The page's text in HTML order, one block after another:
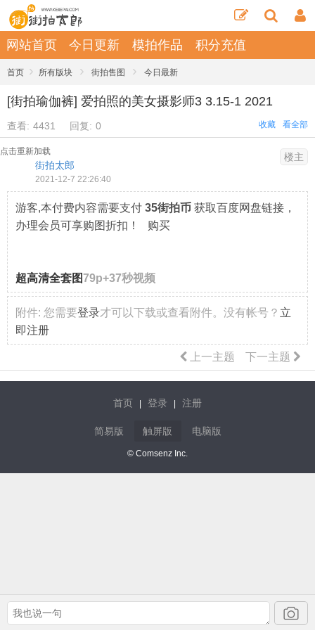
网站首页 今日更新 模拍作品 积分充值
首页 › 所有版块 › 街拍售图 › 今日最新
[街拍瑜伽裤] 爱拍照的美女摄影师3 3.15-1 2021
查看: 4431 回复: 0 看全部
收藏
点击重新加载
街拍太郎
2021-12-7 22:26:40
楼主
游客,本付费内容需要支付 35街拍币 获取百度网盘链接，
办理会员可享购图折扣！ 购买
超高清全套图79p+37秒视频
附件: 您需要登录才可以下载或查看附件。没有帐号？ 立
即注册
下一主题
上一主题
首页 登录 注册
简易版 触屏版 电脑版
© Comsenz Inc.